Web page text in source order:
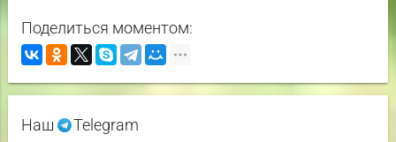
Поделиться моментом:
Наш Telegram